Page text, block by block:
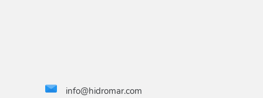
info@hidromar.com